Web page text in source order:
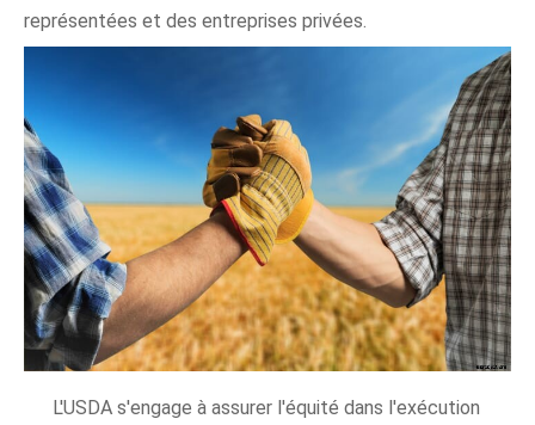
représentées et des entreprises privées.
L'USDA s'engage à assurer l'équité dans l'exécution